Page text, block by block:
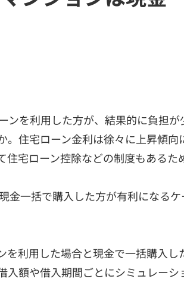
ンを利用した方が、結果的に負担が
。住宅ローン金利は徐々に上昇傾向
住宅ローン控除などの制度もあるた
金一括で購入した方が有利になるケ
を利用した場合と現金で一括購入し
入額や借入期間ごとにシミュレーシ